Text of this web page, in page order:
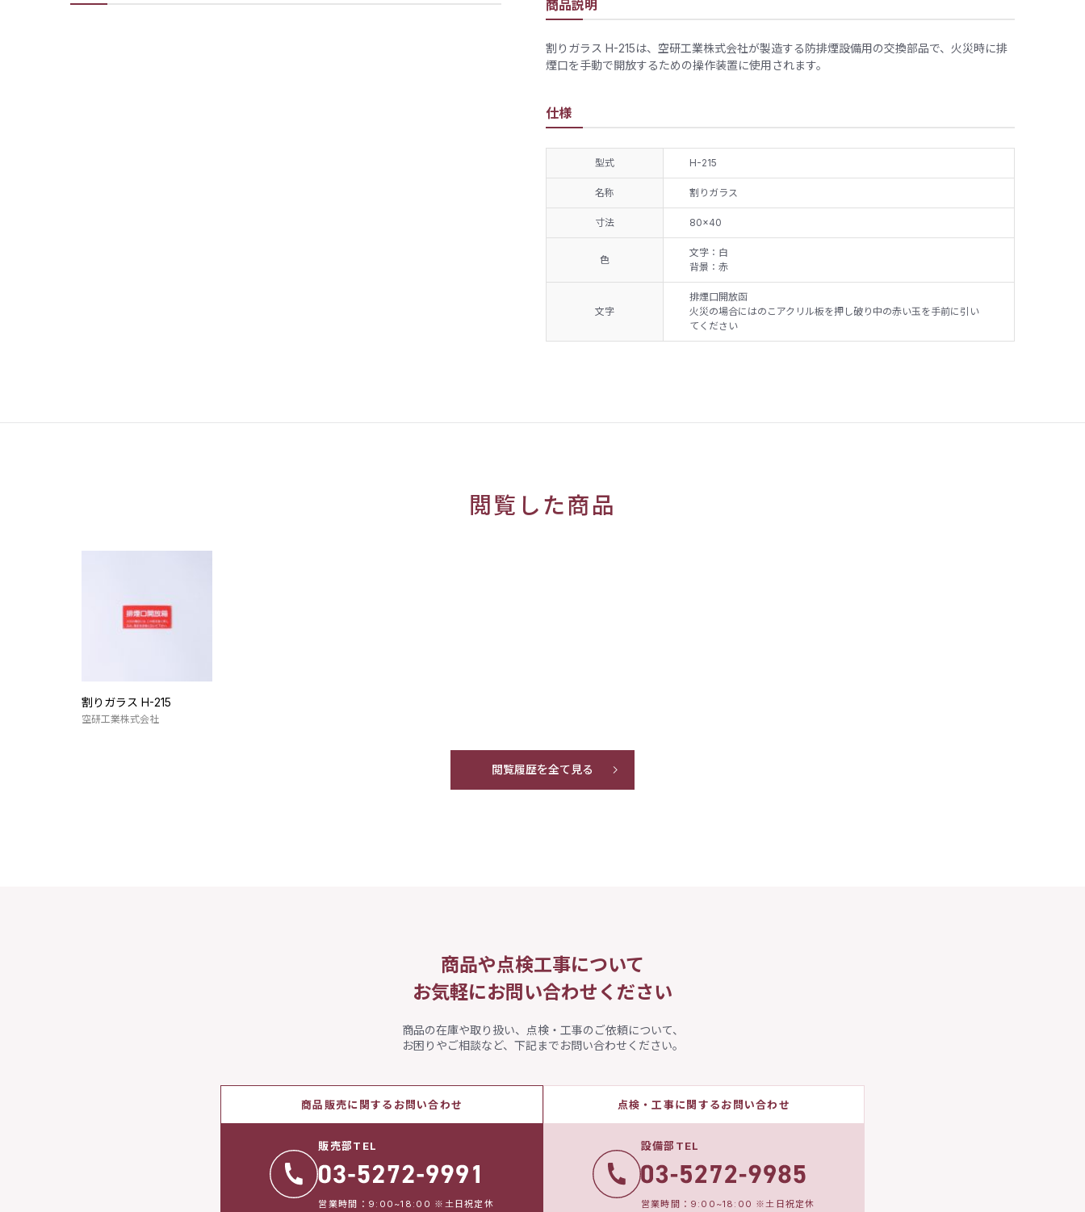
商品説明
割りガラス H-215は、空研工業株式会社が製造する防排煙設備用の交換部品で、火災時に排
煙口を手動で開放するための操作装置に使用されます。
仕様
型式 H-215
名称 割りガラス
寸法 80×40
色
文字：白
背景：赤
文字
排煙口開放函
火災の場合にはのこアクリル板を押し破り中の赤い玉を手前に引い
てください
閲覧した商品
割りガラス H-215
空研工業株式会社
閲覧履歴を全て見る
商品や点検工事について
お気軽にお問い合わせください
商品の在庫や取り扱い、点検・工事のご依頼について、
お困りやご相談など、下記までお問い合わせください。
商品販売に関するお問い合わせ
販売部TEL
営業時間：9:00~18:00 ※土日祝定休
点検・工事に関するお問い合わせ
設備部TEL
営業時間：9:00~18:00 ※土日祝定休